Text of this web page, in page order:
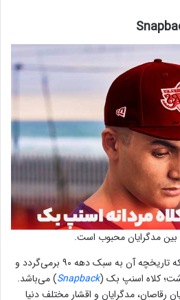
مدگرایان محبوب است.
یکی از اکسسوری های بیسبال که تاریخچه آن به سبک دهه ۹۰ برمی‌گردد و
کلاه اسنپ بک (Snapback) می‌باشد.
رقاصان، مدگرایان و اقشار مختلف دنیا